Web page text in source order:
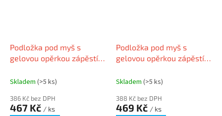
Podložka pod myš s
gelovou opěrkou zápěstí,
modrá
Skladem (>5 ks)
386 Kč bez DPH
467 Kč / ks
Podložka pod myš s
gelovou opěrkou zápěstí,
černá
Skladem (>5 ks)
388 Kč bez DPH
469 Kč / ks